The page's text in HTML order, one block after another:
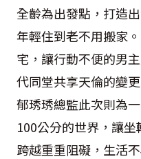
全齡為出發點，打造
年輕住到老不用搬家
宅，讓行動不便的男
代同堂共享天倫的變
郁琇琇總監此次則為
100公分的世界，讓坐
跨越重重阻礙，生活